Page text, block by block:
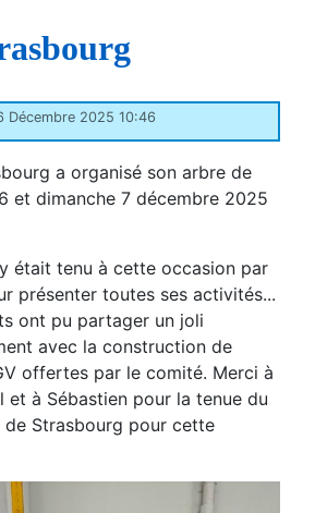
Décembre 2025 10:46
a organisé son arbre de
et dimanche 7 décembre 2025
était tenu à cette occasion par
présenter toutes ses activités...
ont pu partager un joli
avec la construction de
offertes par le comité. Merci à
et à Sébastien pour la tenue du
de Strasbourg pour cette